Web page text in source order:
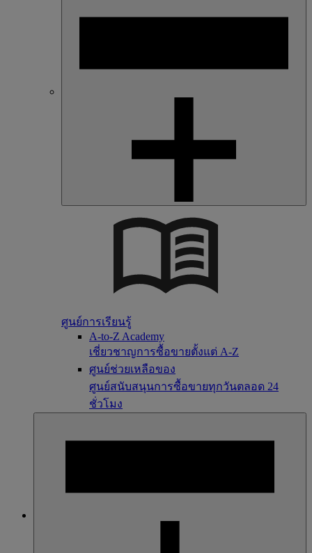
ศูนย์การเรียนรู้
A-to-Z Academy
เชี่ยวชาญการซื้อขายตั้งแต่ A-Z
ศูนย์ช่วยเหลือของ
ศูนย์สนับสนุนการซื้อขายทุกวันตลอด 24
ชั่วโมง